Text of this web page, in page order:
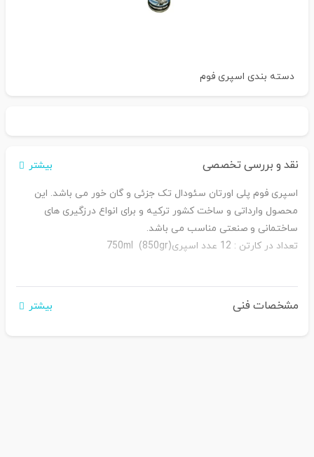
دسته بندیاسپری فوم
نقد و بررسی تخصصی بیشتر
اسپری فوم پلی اورتان سئودال تک جزئی و گان خور می باشد. این
محصول وارداتی و ساخت کشور ترکیه و برای انواع درزگیری های
ساختمانی و صنعتی مناسب می باشد.
تعداد در کارتن : 12 عدد اسپری(750ml (850gr
مشخصات فنی بیشتر